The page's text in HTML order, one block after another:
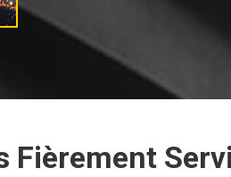
Fièrement